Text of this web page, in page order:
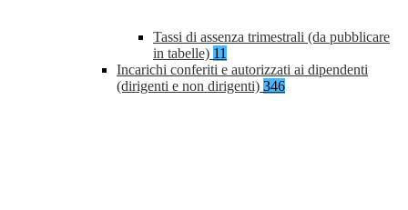
Tassi di assenza trimestrali (da pubblicare
in tabelle) 11
Incarichi conferiti e autorizzati ai dipendenti
(dirigenti e non dirigenti) 346